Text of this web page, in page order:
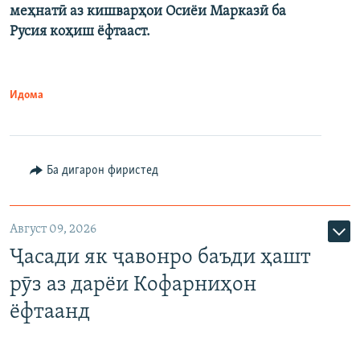
меҳнатӣ аз кишварҳои Осиёи Марказӣ ба
Русия коҳиш ёфтааст.
Идома
Ба дигарон фиристед
Август 09, 2026
Ҷасади як ҷавонро баъди ҳашт
рӯз аз дарёи Кофарниҳон
ёфтаанд